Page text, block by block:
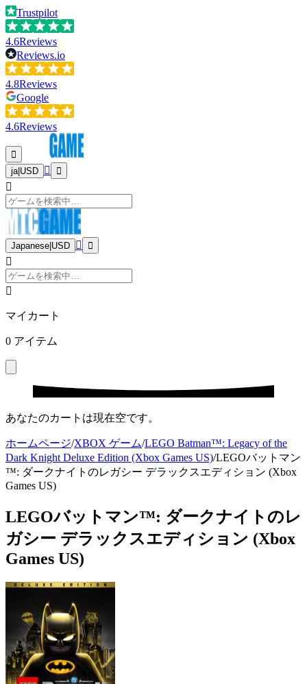
Trustpilot
4.6Reviews
Reviews.io
4.8Reviews
Google
4.6Reviews
ja| USD
Japanese USD
マイカート
0 アイテム
あなたのカートは現在空です。
ホームページ/XBOX ゲーム/LEGO Batman™: Legacy of the
Dark Knight Deluxe Edition (Xbox Games US)/LEGOバットマン
™: ダークナイトのレガシー デラックスエディション (Xbox
Games US)
LEGOバットマン™: ダークナイトのレ
ガシー デラックスエディション (Xbox
Games US)